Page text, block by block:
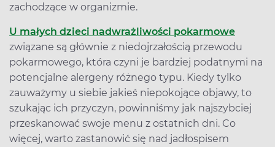
zachodzące w organizmie.
U małych dzieci nadwrażliwości pokarmowe
związane są głównie z niedojrzałością przewodu
pokarmowego, która czyni je bardziej podatnymi na
potencjalne alergeny różnego typu. Kiedy tylko
zauważymy u siebie jakieś niepokojące objawy, to
szukając ich przyczyn, powinniśmy jak najszybciej
przeskanować swoje menu z ostatnich dni. Co
więcej, warto zastanowić się nad jadłospisem